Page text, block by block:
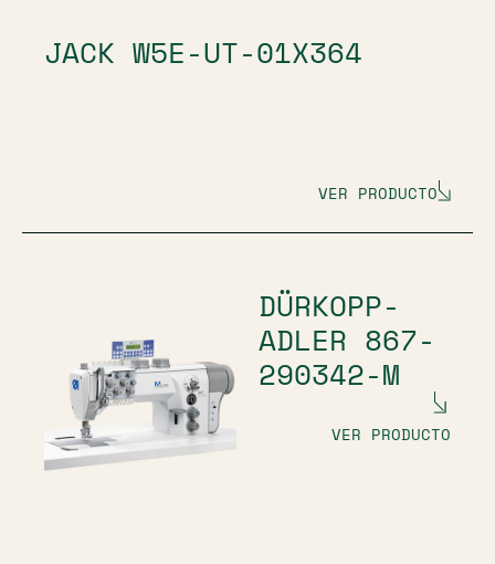
JACK W5E-UT-01X364
VER PRODUCTO
DÜRKOPP-
ADLER 867-
290342-M
VER PRODUCTO